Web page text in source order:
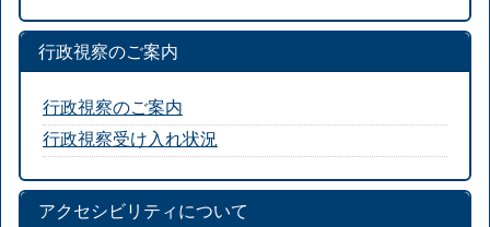
行政視察のご案内
行政視察のご案内
行政視察受け入れ状況
アクセシビリティについて